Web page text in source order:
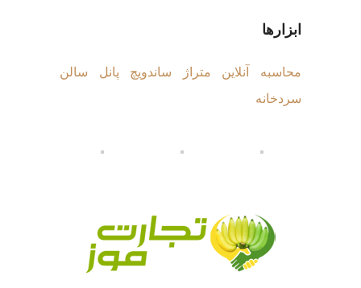
ابزارها
محاسبه آنلاین متراژ ساندویچ پانل سالن
سردخانه